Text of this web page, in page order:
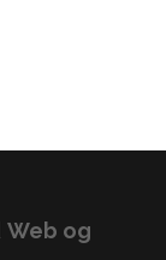
Web og